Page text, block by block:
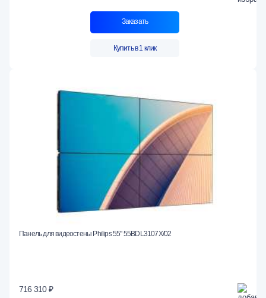
Заказать
Купить в 1 клик
Панель для видеостены Philips 55" 55BDL3107X/02
716 310 ₽